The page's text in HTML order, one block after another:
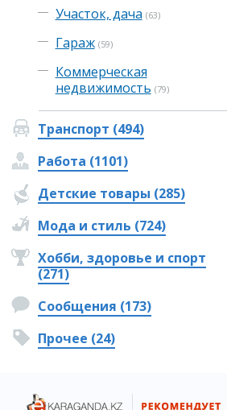
Участок, дача (63)
Гараж (59)
Коммерческая
недвижимость (79)
Транспорт (494)
Работа (1101)
Детские товары (285)
Мода и стиль (724)
Хобби, здоровье и спорт
(271)
Сообщения (173)
Прочее (24)